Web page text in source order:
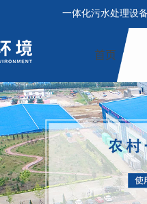
一体化污水处理设
首页